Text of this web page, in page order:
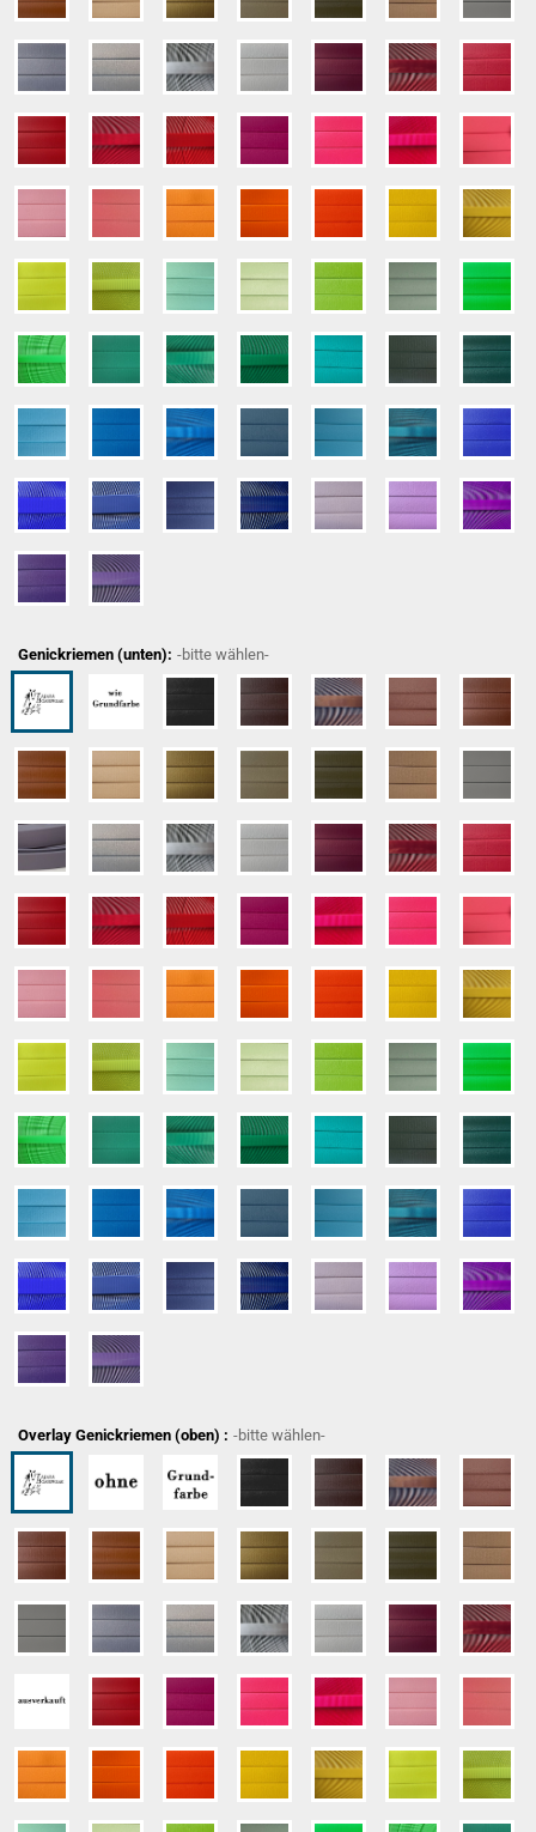
Genickriemen (unten): -bitte wählen-
Overlay Genickriemen (oben) : -bitte wählen-